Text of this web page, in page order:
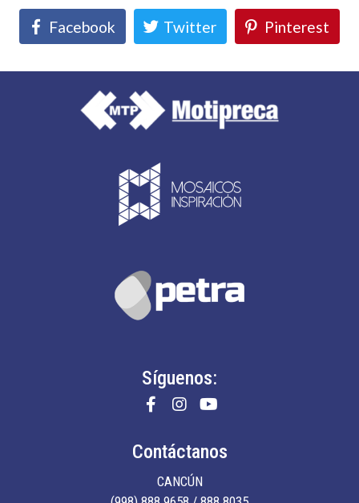
Facebook Twitter Pinterest
Síguenos:
Contáctanos
CANCÚN